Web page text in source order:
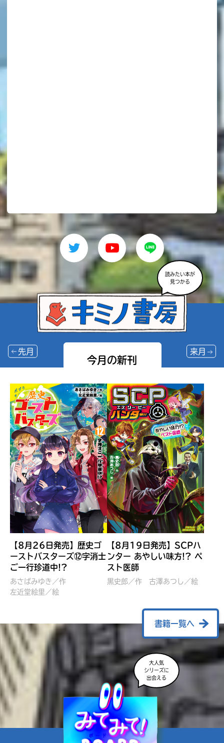
読みたい本が
見つかる
今月の新刊
先月 来月
ぼくたちのマインクラフト
冒険記 エンチャント剣
VS暴走モブ
営委員会／協力
レッツゴー！まいぜんシス
ターズ とつぜん、王様に
佐久間さのすけ／絵
【8月26日発売】歴史ゴ
ーストバスターズ⑫字消士
ご一行珍道中!?
あさばみゆき／作
左近堂絵里／絵
【8月19日発売】SCPハ
ンター あやしい味方!? ペ
スト医師
黒史郎／作 古澤あつし／絵
書籍一覧へ
大人気
シリーズに
出会える